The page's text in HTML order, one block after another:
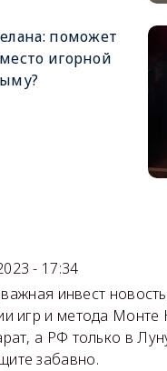
поможет
игорной
- 17:34
инвест новость,
игр и метода
а РФ только в
забавно.